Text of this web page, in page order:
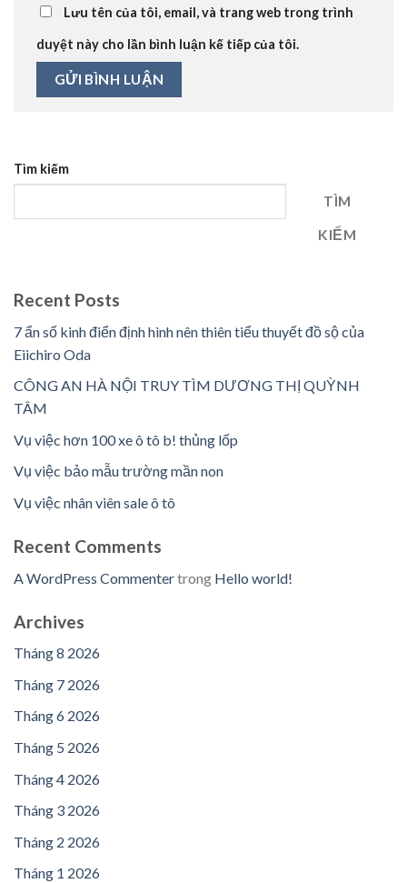
Lưu tên của tôi, email, và trang web trong trình
duyệt này cho lần bình luận kế tiếp của tôi.
Tìm kiếm
TÌM
KIẾM
Recent Posts
7 ẩn số kinh điển định hình nên thiên tiểu thuyết đồ sộ của
Eiichiro Oda
CÔNG AN HÀ NỘI TRUY TÌM DƯƠNG THỊ QUỲNH
TÂM
Vụ việc hơn 100 xe ô tô b! thủng lốp
Vụ việc bảo mẫu trường mần non
Vụ việc nhân viên sale ô tô
Recent Comments
A WordPress Commentertrong Hello world!
Archives
Tháng 8 2026
Tháng 7 2026
Tháng 6 2026
Tháng 5 2026
Tháng 4 2026
Tháng 3 2026
Tháng 2 2026
Tháng 1 2026